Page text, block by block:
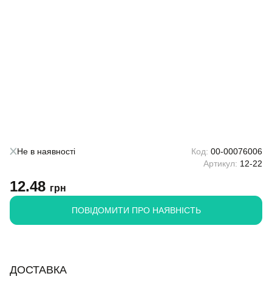
Не в наявності Код: 00-00076006
Артикул: 12-22
12.48 грн
ПОВІДОМИТИ ПРО НАЯВНІСТЬ
ДОСТАВКА